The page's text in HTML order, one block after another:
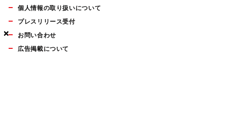
×
×
×
個人情報の取り扱いについて
プレスリリース受付
お問い合わせ
広告掲載について